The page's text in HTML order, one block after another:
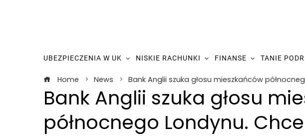
UBEZPIECZENIA W UK NISKIE RACHUNKI FINANSE TANIE
Home News Bank Anglii szuka głosu mieszkańców
Bank Anglii szuka głosu
północnego Londynu.